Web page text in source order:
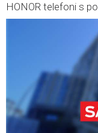
HONOR telefoni s